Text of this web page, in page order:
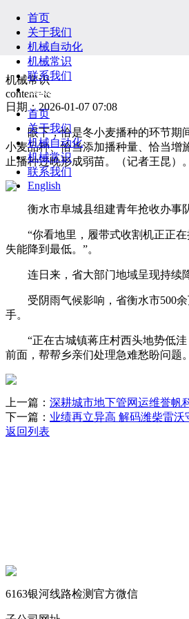
首页
关于我们
机械自动化
机械常识
联系我们
English
首页
关于我们
机械自动化
机械常识
联系我们
English
机械常识
content=te
日期：2026-01-07 07:08
眼下，恰是冬小麦播种的环节期间
小麦品种、恰当添加播种量、恰当增
止播种过晚形成弱苗。（记者王昆）。
衡水市阜城县组建青年抢收办事队
“你看地里，履带式收割机正正在
失能降到最低。”。
连日来，省大部门地域呈现持续降
受阴雨气候影响，省衡水市500余
手。
“正在古城镇蒋庄村西头地势低洼
前面，帮帮乡亲们处理急难愁盼问题。
上一篇： 深耕城市地下管网运维誉帆
下一篇： 业绩再立异高 解码潍柴雷
返回列表
6163银河线路检测官方微信